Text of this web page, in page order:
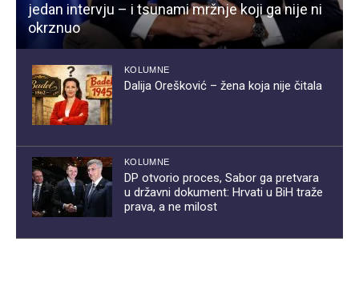
jedan intervju – i tsunami mržnje koji ga nije ni
okrznuo
KOLUMNE
Dalija Orešković – žena koja nije čitala
KOLUMNE
DP otvorio proces, Sabor ga pretvara
u državni dokument: Hrvati u BiH traže
prava, a ne milost